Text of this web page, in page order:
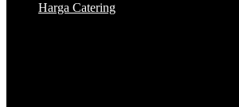
Harga Catering